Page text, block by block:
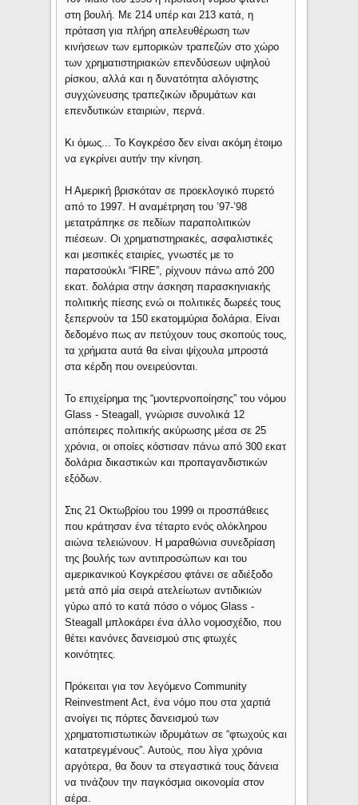
στη βουλή. Με 214 υπέρ και 213 κατά, η
πρόταση για πλήρη απελευθέρωση των
κινήσεων των εμπορικών τραπεζών στο χώρο
των χρηματιστηριακών επενδύσεων υψηλού
ρίσκου, αλλά και η δυνατότητα αλόγιστης
συγχώνευσης τραπεζικών ιδρυμάτων και
επενδυτικών εταιριών, περνά.
Κι όμως... Το Κογκρέσο δεν είναι ακόμη έτοιμο
να εγκρίνει αυτήν την κίνηση.
Η Αμερική βρισκόταν σε προεκλογικό πυρετό
από το 1997. Η αναμέτρηση του ’97-’98
μετατράπηκε σε πεδίων παραπολιτικών
πιέσεων. Οι χρηματιστηριακές, ασφαλιστικές
και μεσιτικές εταιρίες, γνωστές με το
παρατσούκλι “FIRE”, ρίχνουν πάνω από 200
εκατ. δολάρια στην άσκηση παρασκηνιακής
πολιτικής πίεσης ενώ οι πολιτικές δωρεές τους
ξεπερνούν τα 150 εκατομμύρια δολάρια. Είναι
δεδομένο πως αν πετύχουν τους σκοπούς τους,
τα χρήματα αυτά θα είναι ψίχουλα μπροστά
στα κέρδη που ονειρεύονται.
Το επιχείρημα της “μοντερνοποίησης” του νόμου
Glass - Steagall, γνώρισε συνολικά 12
απόπειρες πολιτικής ακύρωσης μέσα σε 25
χρόνια, οι οποίες κόστισαν πάνω από 300 εκατ
δολάρια δικαστικών και προπαγανδιστικών
εξόδων.
Στις 21 Οκτωβρίου του 1999 οι προσπάθειες
που κράτησαν ένα τέταρτο ενός ολόκληρου
αιώνα τελειώνουν. Η μαραθώνια συνεδρίαση
της βουλής των αντιπροσώπων και του
αμερικανικού Κογκρέσου φτάνει σε αδιέξοδο
μετά από μία σειρά ατελείωτων αντιδικιών
γύρω από το κατά πόσο ο νόμος Glass -
Steagall μπλοκάρει ένα άλλο νομοσχέδιο, που
θέτει κανόνες δανεισμού στις φτωχές
κοινότητες.
Πρόκειται για τον λεγόμενο Community
Reinvestment Act, ένα νόμο που στα χαρτιά
ανοίγει τις πόρτες δανεισμού των
χρηματοπιστωτικών ιδρυμάτων σε “φτωχούς και
κατατρεγμένους”. Αυτούς, που λίγα χρόνια
αργότερα, θα δουν τα στεγαστικά τους δάνεια
να τινάζουν την παγκόσμια οικονομία στον
αέρα.